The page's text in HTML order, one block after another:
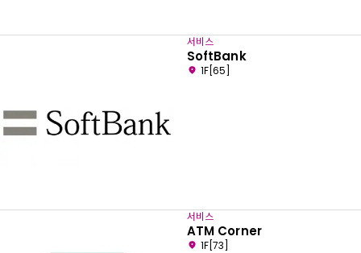
서비스
SoftBank
1F[65]
서비스
ATM Corner
1F[73]